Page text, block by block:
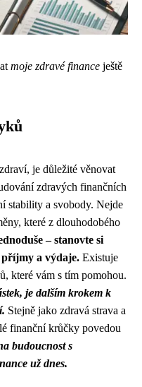
moje zdravé finance ještě
je důležité věnovat
zdravých finančních
stability a svobody. Nejde
které z dlouhodobého
– stanovte si
příjmy a výdaje. Existuje
které vám s tím pomohou.
je dalším krokem k
Stejně jako zdravá strava a
finanční krůčky povedou
budoucnost s
už dnes.